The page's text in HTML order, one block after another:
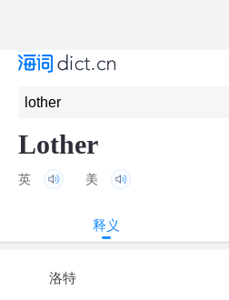
Lother
英 美
释义
洛特